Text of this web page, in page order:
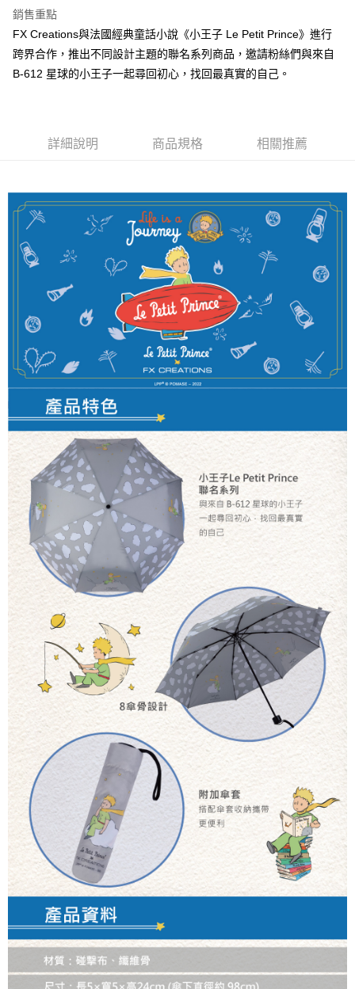
臺灣中小企業銀行
匯豐（台灣）商業銀行
華泰商業銀行
聯邦商業銀行
遠東國際商業銀行
元大商業銀行
永豐商業銀行
上海商業儲蓄銀行
國泰世華商業銀行
臺灣中小企業銀行
台中商業銀行
匯豐（台灣）商業銀行
華泰商業銀行
聯邦商業銀行
遠東國際商業銀行
台灣樂天信用卡公司
LINE Pay
Apple Pay
大哥付你分期
【大哥付你分期使用說明】
1.本服務由台灣大哥大提供，台灣大哥大用戶可立即使用無須另外申請。
2.付款方式選擇「大哥付你分期」，訂單成立後會自動跳轉到大哥付的交易
流程，驗證手機門號後，選擇欲分期的期數、繳款截止日，確認付款後即完
成交易。
3.實際核准額度、可分期數及費用金額請依後續交易確認頁面所載為準。
4.訂單成立30分鐘內，如未前往確認交易或遇審核未通過，訂單將自動取
消。如遇「轉專審核」未通過狀況，表示未達大哥付你分期系統評分，恕無
法說明評估內容。
【繳款方式說明】
1.分期款項不併入電信帳單，「大哥付你分期」於每月結算日後寄送繳費提
醒簡訊。
2.透過簡訊連結打開帳單後，可選擇「超商條碼／台灣大直營門市／銀行轉
帳／街口支付／iPASS MONEY」等通路繳費。
【注意事項】
1.本服務係由「台灣大哥大股份有限公司」（以下簡稱本公司）所提供，讓
用戶於交易時，得透過本服務購買商品或服務，並由商店將買賣／分期付款
買賣價金債權讓與本公司後，依約使用本公司帳單繳交帳款。
2.基於同意付款使用「大哥付你分期」之契約關係目的，商店將以您的個人
資料（包含姓名、電話或地址）提供予台灣大哥大進項蒐集、處理及利用，
由本公司與您本人進行分期帳單所需資料之確認、核對及更正。
3.完整用戶服務條款，請詳閱以下連結：
https://oppay.tw/userRule
AFTEE先享後付
相關說明
【關於「AFTEE先享後付」】
AFTEE先享後付是「在收到商品之後才付款」的支付方式。 讓您購物簡單
便利好安心！
１．簡單：不需註冊會員、不需綁卡、不需儲值。
２．便利：只要手機號碼，簡訊認證，即可結帳。
３．安心：先確認商品／服務後，再付款。
【「AFTEE先享後付」結帳流程】
１．於結帳方式選擇「AFTEE先享後付」後，將跳轉至「AFTEE先享後付」
結帳頁面，進行簡訊認證並確認金額後，即可完成結帳。
２．訂單成立數日內，您將收到繳費通知簡訊。
３．收到繳費通知簡訊後14天內，點擊此簡訊中的連結，可透過四大超商／
ATM／網路銀行／等多元方式進行付款，方視為交易完成。
※ 請注意：結帳手續完成當下不需立刻繳費，但若您需要取消訂單，請聯絡
購買商品的店家。未經商家同意取消之訂單仍視為有效，需透過AFTEE先享
後付繳納相關費用。
※ 交易是否成功請以「AFTEE先享後付 」之結帳頁面顯示為準，若有關於
是否繳費成功／繳費後需取消欲退款等相關疑問，請聯繫「AFTEE先享後付
客戶支援中心」
https://netprotections.freshdesk.com/support/home
【注意事項】
１．透過由恩沛科技股份有限公司提供之「AFTEE先享後付」服務完成之交
易，需依本服務之必要範圍內提供個人資料，並將交易相關給付款項請求債
權轉讓予恩沛科技股份有限公司。
２．關於個人資料處理事宜，請瀏覽以下網址：
https://aftee.tw/terms/#terms3
３．未成年的使用者請事先徵得法定代理人或監護人之同意方可使用
「AFTEE先享後付」，若未經同意申辦者引起之損失，本公司不負相關責
任。
４．使用「AFTEE先享後付」時，將依據個別帳號之用戶狀況，依本公司即
時審查核予不同之上限額度；若仍有額度不足之情形，本公司將視審查結果
請求用戶進行身份認證。
５．嚴禁一人註冊多個帳號或使用他人資訊註冊。若發現惡意使用之情形，
恩沛科技股份有限公司將有權停止該用戶之使用額度並採取法律行動。
ATM付款
運送方式
全家取貨付款
每筆NT$80，滿NT$1,000(含以上)免運費
付款後全家取貨
每筆NT$80，滿NT$1,000(含以上)免運費
萊爾富取貨付款
每筆NT$80，滿NT$1,000(含以上)免運費
付款後萊爾富取貨
每筆NT$80，滿NT$1,000(含以上)免運費
7-11取貨付款
每筆NT$80，滿NT$1,000(含以上)免運費
付款後7-11取貨
每筆NT$80，滿NT$1,000(含以上)免運費
宅配
每筆NT$80，滿NT$1,000(含以上)免運費
外島宅配
每筆NT$200
海外宅配 查看運費
銷售重點
FX Creations與法國經典童話小說《小王子 Le Petit Prince》進行
跨界合作，推出不同設計主題的聯名系列商品，邀請粉絲們與來自
B-612 星球的小王子一起尋回初心，找回最真實的自己。
詳細說明 商品規格 相關推薦